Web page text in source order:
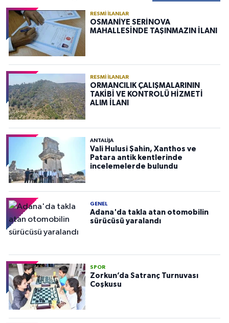
RESMI İLANLAR
OSMANİYE SERİNOVA
MAHALLESİNDE TAŞINMAZIN İLANI
RESMI İLANLAR
ORMANCILIK ÇALIŞMALARININ
TAKİBİ VE KONTROLÜ HİZMETİ
ALIM İLANI
ANTALIJA
Vali Hulusi Şahin, Xanthos ve
Patara antik kentlerinde
incelemelerde bulundu
GENEL
Adana'da takla atan otomobilin
sürücüsü yaralandı
SPOR
Zorkun’da Satranç Turnuvası
Coşkusu